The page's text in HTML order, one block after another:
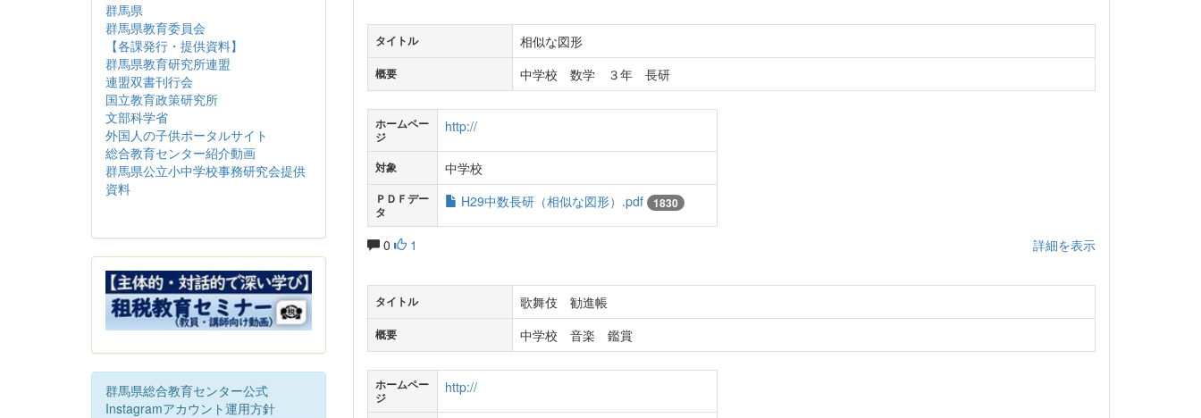
タイトル 相似な図形
概要 中学校 数学 ３年 長研
ホームペー
ジ
http://
対象 中学校
ＰＤＦデー
タ
H29中数長研（相似な図形）.pdf 1830
0 1 詳細を表示
タイトル 歌舞伎 勧進帳
概要 中学校 音楽 鑑賞
ホームペー
ジ
http://
群馬県
群馬県教育委員会
【各課発行・提供資料】
群馬県教育研究所連盟
連盟双書刊行会
国立教育政策研究所
文部科学省
外国人の子供ポータルサイト
総合教育センター紹介動画
群馬県公立小中学校事務研究会提供
資料
群馬県総合教育センター公式
Instagramアカウント運用方針